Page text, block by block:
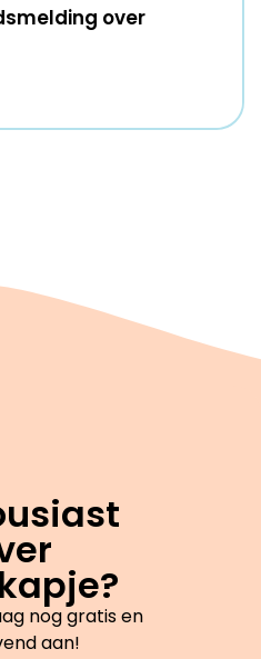
over
nog gratis en
aan!